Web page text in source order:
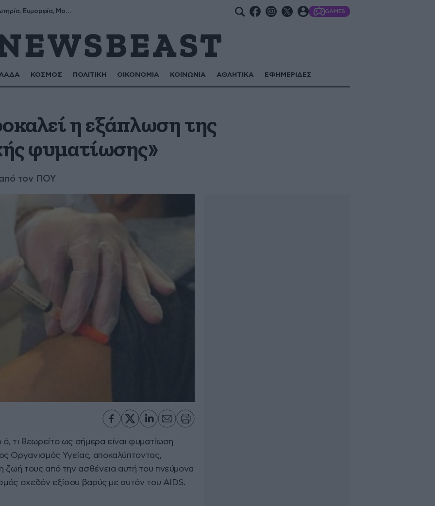
Σωτήρης, Σωτηρία, Ευμορφία, Μορφούλα GAMES
ΚΟΣΜΟΣ ΠΟΛΙΤΙΚΗ ΟΙΚΟΝΟΜΙΑ ΚΟΙΝΩΝΙΑ ΑΘΛΗΤΙΚΑ ΕΦΗΜΕΡΙΔΕΣ
η εξάπλωση της
φυματίωσης»
από τον ΠΟΥ
τι θεωρείτο ως σήμερα είναι φυματίωση
Οργανισμός Υγείας, αποκαλύπτοντας,
ζωή τους από την ασθένεια αυτή του πνεύμονα
σχεδόν εξίσου βαρύς με αυτόν του AIDS.